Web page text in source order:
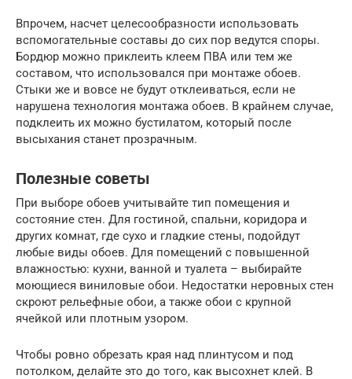
Впрочем, насчет целесообразности использовать
вспомогательные составы до сих пор ведутся споры.
Бордюр можно приклеить клеем ПВА или тем же
составом, что использовался при монтаже обоев.
Стыки же и вовсе не будут отклеиваться, если не
нарушена технология монтажа обоев. В крайнем случае,
подклеить их можно бустилатом, который после
высыхания станет прозрачным.
Полезные советы
При выборе обоев учитывайте тип помещения и
состояние стен. Для гостиной, спальни, коридора и
других комнат, где сухо и гладкие стены, подойдут
любые виды обоев. Для помещений с повышенной
влажностью: кухни, ванной и туалета – выбирайте
моющиеся виниловые обои. Недостатки неровных стен
скроют рельефные обои, а также обои с крупной
ячейкой или плотным узором.
Чтобы ровно обрезать края над плинтусом и под
потолком, делайте это до того, как высохнет клей. В